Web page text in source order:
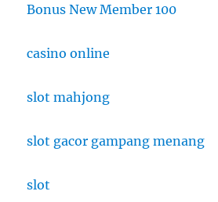
Bonus New Member 100
casino online
slot mahjong
slot gacor gampang menang
slot